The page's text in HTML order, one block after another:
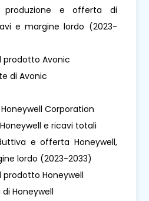
produzione e offerta di
e margine lordo (2023-
prodotto Avonic
di Avonic
Corporation
e ricavi totali
e offerta Honeywell,
lordo (2023-2033)
prodotto Honeywell
Honeywell